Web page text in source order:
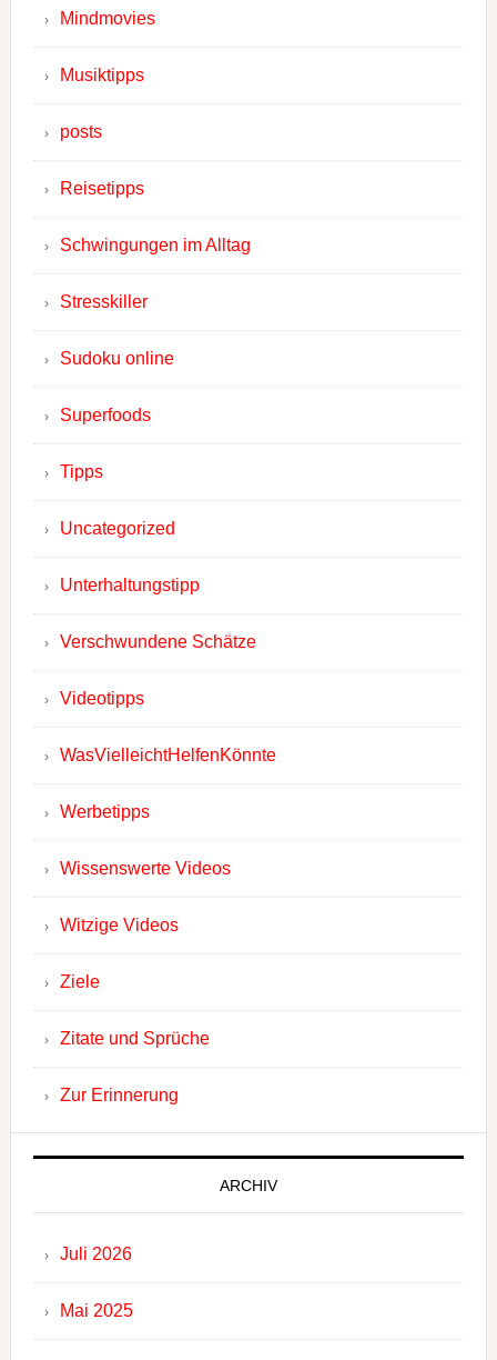
Mindmovies
Musiktipps
posts
Reisetipps
Schwingungen im Alltag
Stresskiller
Sudoku online
Superfoods
Tipps
Uncategorized
Unterhaltungstipp
Verschwundene Schätze
Videotipps
WasVielleichtHelfenKönnte
Werbetipps
Wissenswerte Videos
Witzige Videos
Ziele
Zitate und Sprüche
Zur Erinnerung
ARCHIV
Juli 2026
Mai 2025